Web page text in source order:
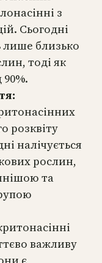
з
Сьогодні
лише близько
тоді як
розквіту
налічується
рослин,
та
важливу